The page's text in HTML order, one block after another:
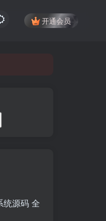
开通会员
统源码 全